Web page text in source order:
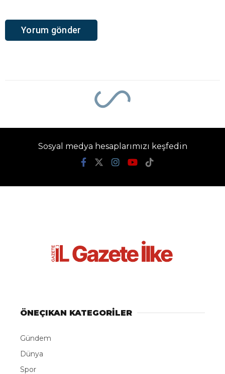
Bugünkü Gündem
22 Mart Bugünkü
Gündem
22 Mart 2026 tarihinde Türkiye, diplomasi
ve spor gündemlerinden kısa başlıklar.
Güncelleme: 22-03-2026 04:20
Kaynak: BEGEN MEDYA